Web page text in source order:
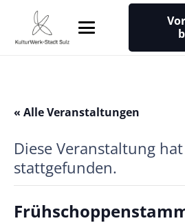
« Alle Veranstaltungen
Diese Veranstaltung
stattgefunden.